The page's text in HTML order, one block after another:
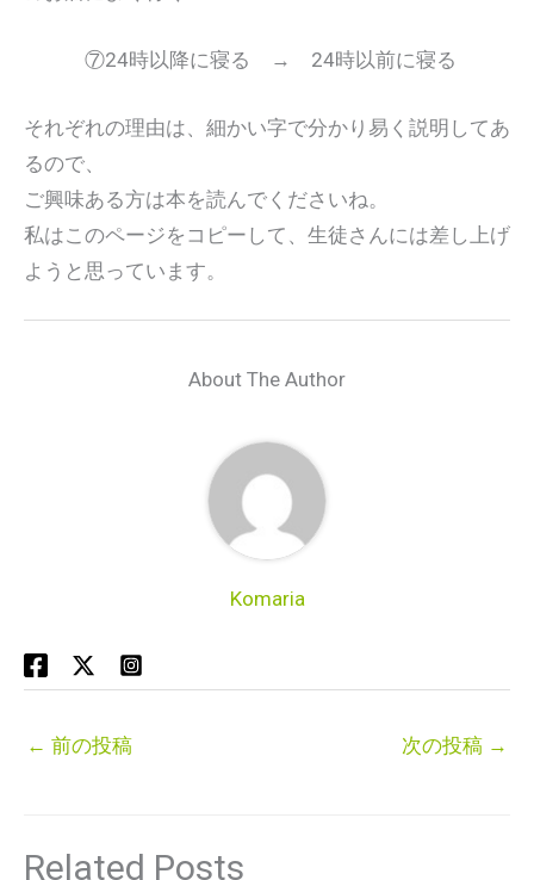
⑦24時以降に寝る → 24時以前に寝る
それぞれの理由は、細かい字で分かり易く説明してあ
るので、
ご興味ある方は本を読んでくださいね。
私はこのページをコピーして、生徒さんには差し上げ
ようと思っています。
About The Author
Komaria
← 前の投稿 次の投稿 →
Related Posts